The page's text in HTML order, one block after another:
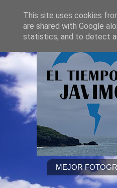
MEJOR
This site uses cookies
are shared with Google
statistics, and to detect